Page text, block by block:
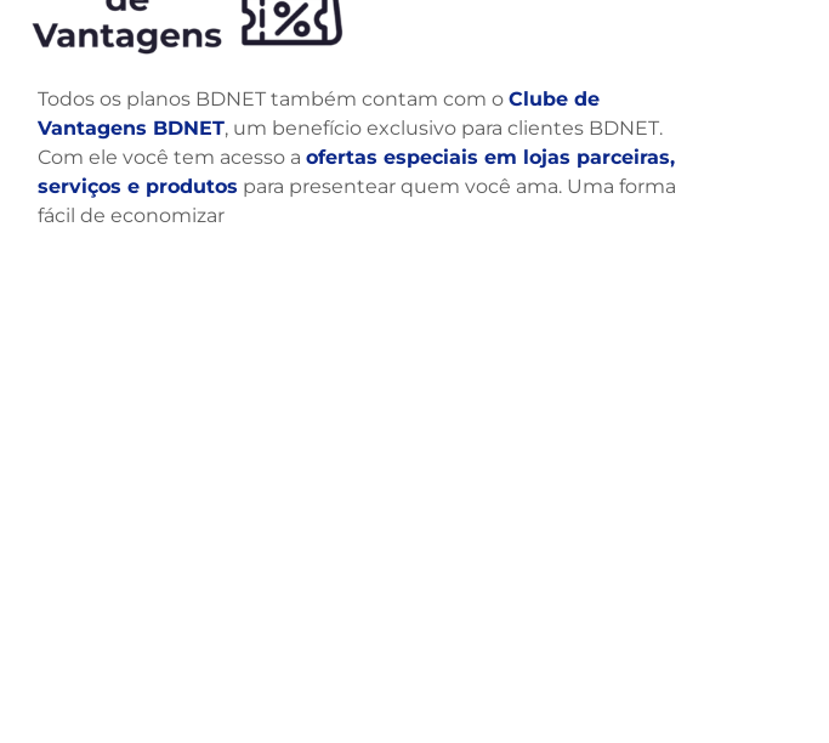
Todos os planos BDNET também contam com o Clube de
Vantagens BDNET, um benefício exclusivo para clientes BDNET.
Com ele você tem acesso a ofertas especiais em lojas parceiras,
serviços e produtos para presentear quem você ama. Uma forma
fácil de economizar